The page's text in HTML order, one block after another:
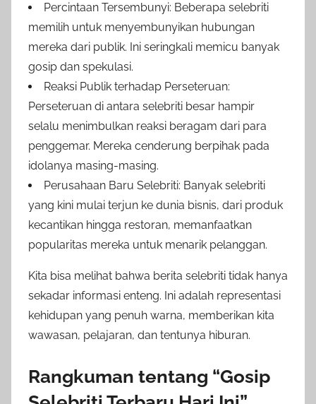
Percintaan Tersembunyi: Beberapa selebriti
memilih untuk menyembunyikan hubungan
mereka dari publik. Ini seringkali memicu banyak
gosip dan spekulasi.
Reaksi Publik terhadap Perseteruan:
Perseteruan di antara selebriti besar hampir
selalu menimbulkan reaksi beragam dari para
penggemar. Mereka cenderung berpihak pada
idolanya masing-masing.
Perusahaan Baru Selebriti: Banyak selebriti
yang kini mulai terjun ke dunia bisnis, dari produk
kecantikan hingga restoran, memanfaatkan
popularitas mereka untuk menarik pelanggan.
Kita bisa melihat bahwa berita selebriti tidak hanya
sekadar informasi enteng. Ini adalah representasi
kehidupan yang penuh warna, memberikan kita
wawasan, pelajaran, dan tentunya hiburan.
Rangkuman tentang “Gosip